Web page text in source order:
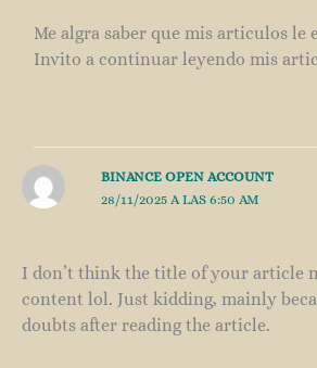
Me algra saber que mis articulos le
Invito a continuar leyendo mis
BINANCE OPEN ACCOUNT
28/11/2025 A LAS 6:50 AM
I don’t think the title of your article
content lol. Just kidding, mainly
doubts after reading the article.